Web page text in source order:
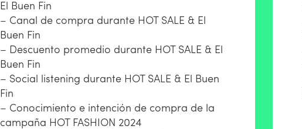
El Buen Fin
– Canal de compra durante HOT SALE & El
Buen Fin
– Descuento promedio durante HOT SALE & El
Buen Fin
– Social listening durante HOT SALE & El Buen
Fin
– Conocimiento e intención de compra de la
campaña HOT FASHION 2024